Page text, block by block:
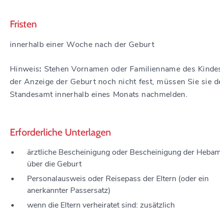
Fristen
innerhalb einer Woche nach der Geburt
Hinweis: Stehen Vornamen oder Familienname des
der Anzeige der Geburt noch nicht fest, müssen Sie sie
Standesamt innerhalb eines Monats nachmelden.
Erforderliche Unterlagen
ärztliche Bescheinigung oder Bescheinigung der
über die Geburt
Personalausweis oder Reisepass der Eltern (oder ein
anerkannter Passersatz)
wenn die Eltern verheiratet sind: zusätzlich